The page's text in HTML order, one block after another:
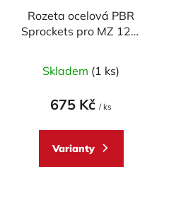
Rozeta ocelová PBR
Sprockets pro MZ 125/
hodnocení
produktu
5,0
z
Skladem (1 ks)
675 Kč / ks
Varianty